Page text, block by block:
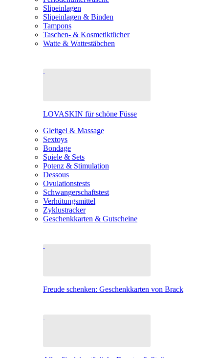
Slipeinlagen
Slipeinlagen & Binden
Tampons
Taschen- & Kosmetiktücher
Watte & Wattestäbchen
LOVASKIN für schöne Füsse
Gleitgel & Massage
Sextoys
Bondage
Spiele & Sets
Potenz & Stimulation
Dessous
Ovulationstests
Schwangerschaftstest
Verhütungsmittel
Zyklustracker
Geschenkkarten & Gutscheine
Freude schenken: Geschenkkarten von Brack